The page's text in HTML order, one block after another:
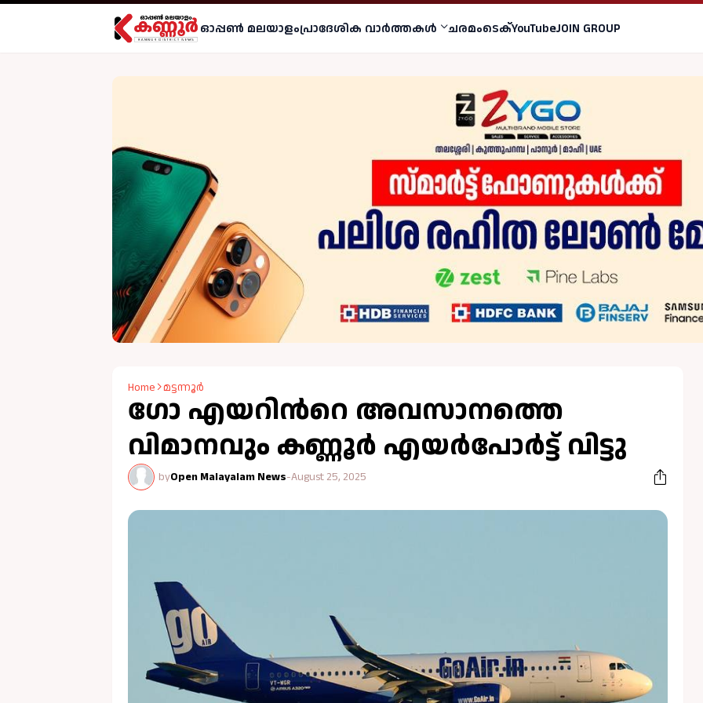
ഓപ്പണ്‍ മലയാളംപ്രാദേശിക വാര്‍ത്തകള്‍ ചരമംടെക്YouTubeJOIN GROUP
Home മട്ടന്നൂർ
ഗോ എയറിന്‍റെ അവസാനത്തെ
വിമാനവും കണ്ണൂര്‍ എയർപോർട്ട് വിട്ടു
byOpen Malayalam News-August 25, 2025